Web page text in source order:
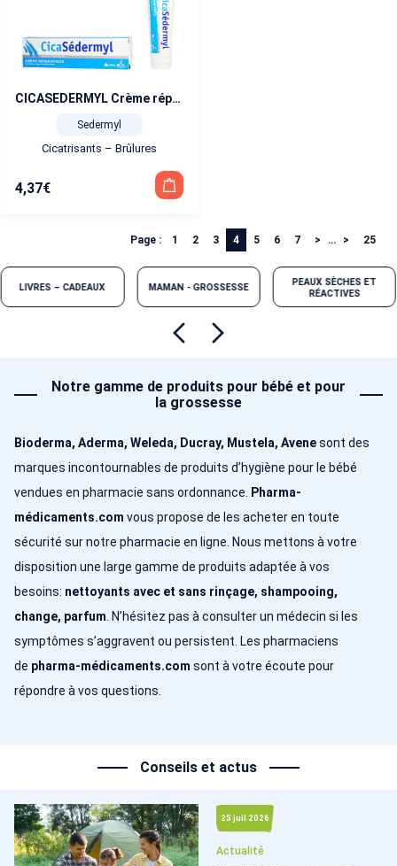
CICASEDERMYL Crème réparatrice 20 g
Sedermyl
Cicatrisants – Brûlures
4,37€
Page : 1 2 3 4 5 6 7 … 25
LIVRES – CADEAUX MAMAN - GROSSESSE
PEAUX SÈCHES ET
RÉACTIVES
Notre gamme de produits pour bébé et pour
la grossesse
Bioderma, Aderma, Weleda, Ducray, Mustela, Avenesont des
marques incontournables de produits d’hygiène pour le bébé
vendues en pharmacie sans ordonnance.
Pharma-
médicaments.com vous propose de les acheter en toute
sécurité sur notre pharmacie en ligne. Nous mettons à votre
disposition une large gamme de produits adaptée à vos
besoins: nettoyants avec et sans rinçage, shampooing,
change, parfum . N’hésitez pas à consulter un médecin si les
symptômes s’aggravent ou persistent. Les pharmaciens
de pharma-médicaments.com sont à votre écoute pour
répondre à vos questions.
Conseils et actus
25 juil 2026
Actualité